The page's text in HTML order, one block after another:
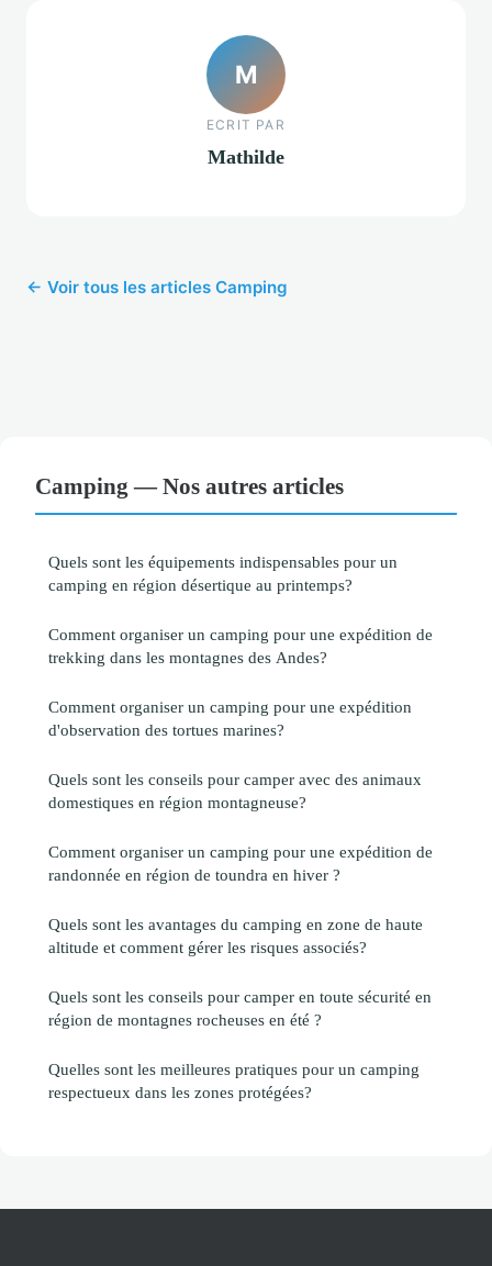
M
ECRIT PAR
Mathilde
← Voir tous les articles Camping
Camping — Nos autres articles
Quels sont les équipements indispensables pour un
camping en région désertique au printemps?
Comment organiser un camping pour une expédition de
trekking dans les montagnes des Andes?
Comment organiser un camping pour une expédition
d'observation des tortues marines?
Quels sont les conseils pour camper avec des animaux
domestiques en région montagneuse?
Comment organiser un camping pour une expédition de
randonnée en région de toundra en hiver ?
Quels sont les avantages du camping en zone de haute
altitude et comment gérer les risques associés?
Quels sont les conseils pour camper en toute sécurité en
région de montagnes rocheuses en été ?
Quelles sont les meilleures pratiques pour un camping
respectueux dans les zones protégées?